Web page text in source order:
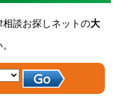
談お探しネットの大